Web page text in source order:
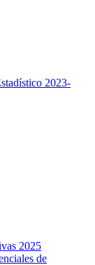
2023-
2025
de